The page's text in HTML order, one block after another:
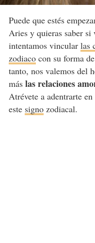
Puede que estés
Aries y quieras saber
intentamos vincular las
zodiacocon su forma
tanto, nos valemos del
máslas relaciones
Atrévete a adentrarte
este signozodiacal.